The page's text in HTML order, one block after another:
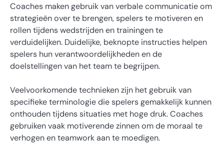
Coaches maken gebruik van verbale communicatie om
strategieën over te brengen, spelers te motiveren en
rollen tijdens wedstrijden en trainingen te
verduidelijken. Duidelijke, beknopte instructies helpen
spelers hun verantwoordelijkheden en de
doelstellingen van het team te begrijpen.
Veelvoorkomende technieken zijn het gebruik van
specifieke terminologie die spelers gemakkelijk kunnen
onthouden tijdens situaties met hoge druk. Coaches
gebruiken vaak motiverende zinnen om de moraal te
verhogen en teamwork aan te moedigen.